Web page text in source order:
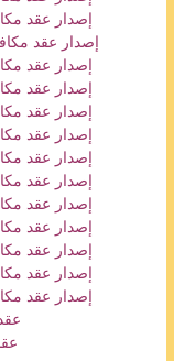
إصدار عقد
إصدار عقد
إصدار عقد
إصدار عقد
إصدار عقد
إصدار عقد
إصدار عقد
إصدار عقد
إصدار عقد
إصدار عقد
إصدار عقد
إصدار عقد
إصدار عقد